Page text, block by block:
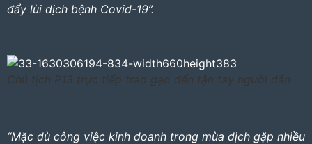
đẩy lùi dịch bệnh Covid-19”.
Chủ tịch P13 trực tiếp trao gạo đến tận tay người dân
“Mặc dù công việc kinh doanh trong mùa dịch gặp nhiều